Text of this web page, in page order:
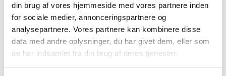
din brug af vores hjemmeside med vores partnere inden
for sociale medier, annonceringspartnere og
analysepartnere. Vores partnere kan kombinere disse
data med andre oplysninger, du har givet dem, eller som
de har indsamlet fra din brug af deres tjenester.
Island ThrasherVANSVolcom
Wasted PARIS Yardsaleand
more..